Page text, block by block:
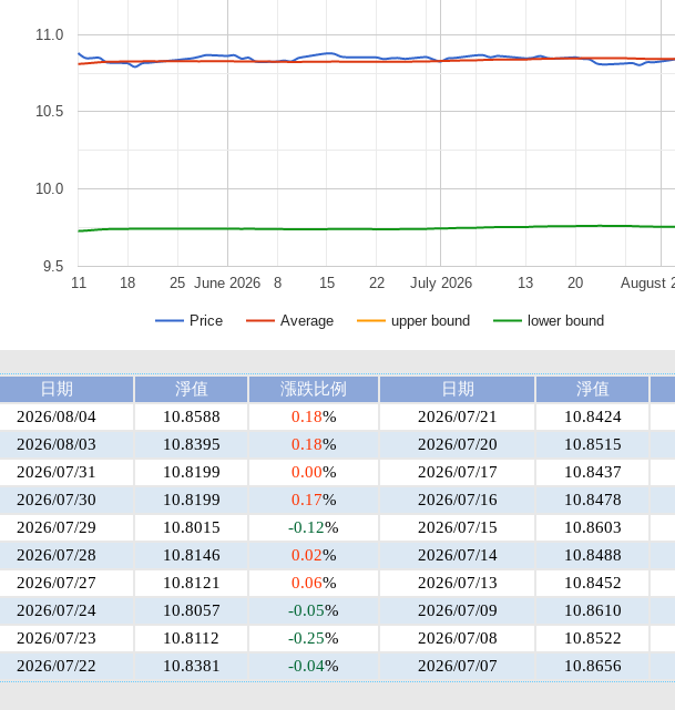
Price Average upper bound lower bound
June 2026 July 2026 August
11 18 25 8 15 22 13 20
9.5
10.0
10.5
11.0
日期 淨值 漲跌比例 日期
淨值
2026/08/04
10.8588 0.18% 2026/07/21
10.8424
2026/08/03
10.8395 0.18% 2026/07/20
10.8515
2026/07/31
10.8199 0.00% 2026/07/17
10.8437
2026/07/30
10.8199 0.17% 2026/07/16
10.8478
2026/07/29
10.8015 -0.12% 2026/07/15
10.8603
2026/07/28
10.8146 0.02% 2026/07/14
10.8488
2026/07/27
10.8121 0.06% 2026/07/13
10.8452
2026/07/24
10.8057 -0.05% 2026/07/09
10.8610
2026/07/23
10.8112 -0.25% 2026/07/08
10.8522
2026/07/22
10.8381 -0.04% 2026/07/07 10.8656